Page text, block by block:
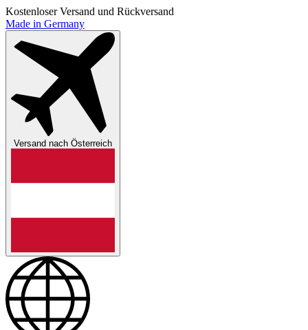
Kostenloser Versand und Rückversand
Made in Germany
Versand nach Österreich